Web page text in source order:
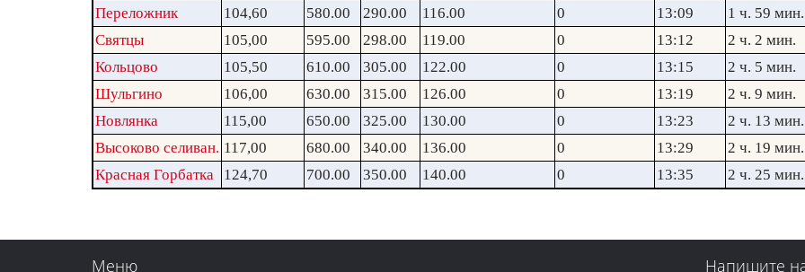
Переложник
104,60 580.00 290.00 116.00 0 13:09
1 ч. 59 мин.
Святцы
105,00 595.00 298.00 119.00 0 13:12
2 ч. 2 мин.
Кольцово
105,50 610.00 305.00 122.00 0 13:15
2 ч. 5 мин.
Шульгино
106,00 630.00 315.00 126.00 0 13:19
2 ч. 9 мин.
Новлянка
115,00 650.00 325.00 130.00 0 13:23
2 ч. 13 мин.
Высоково селиван. 117,00 680.00 340.00 136.00 0 13:29
2 ч. 19 мин.
Красная Горбатка
124,70 700.00 350.00 140.00 0 13:35 2 ч. 25 мин.
Меню Напишите